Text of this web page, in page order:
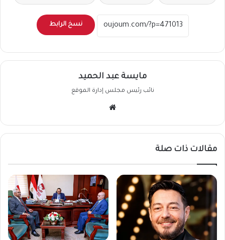
نسخ الرابط
مايسة عبد الحميد
نائب رئيس مجلس إدارة الموقع
مقالات ذات صلة